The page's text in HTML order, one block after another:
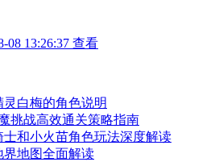
08 13:26:37 查看
白梅的角色说明
挑战高效通关策略指南
和小火苗角色玩法深度解读
地图全面解读